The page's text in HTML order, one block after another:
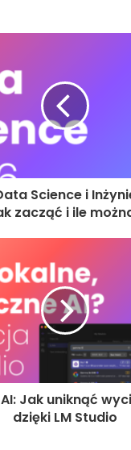
Science i
zacząć i ile
Jak uniknąć
dzięki LM Studio